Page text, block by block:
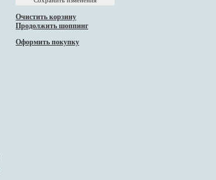
Очистить корзину
Продолжить шоппинг
Оформить покупку